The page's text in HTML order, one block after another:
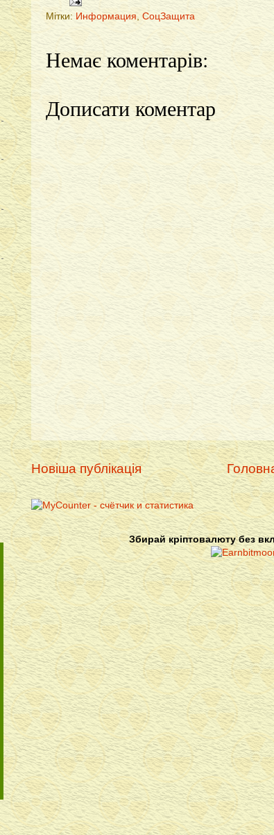
Мітки: Информация, СоцЗащита
Немає коментарів:
Дописати коментар
Новіша публікація
Збирай кріптовалюту без